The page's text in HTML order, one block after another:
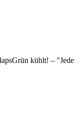
kühlt! – "Jede